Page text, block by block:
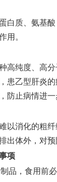
质、氨基酸
用。
纯度、高分
患乙型肝炎
防止病情进一
消化的粗纤
出体外，对
项
，食用前必